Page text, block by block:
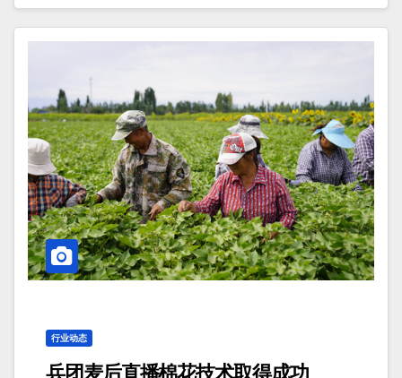
行业动态
兵团麦后直播棉花技术取得成功